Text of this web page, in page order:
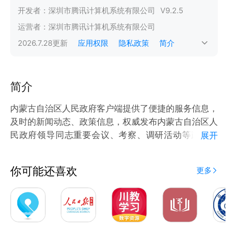
开发者： 深圳市腾讯计算机系统有限公司 V9.2.5
运营者： 深圳市腾讯计算机系统有限公司
2026.7.28更新 应用权限 隐私政策 简介
简介
内蒙古自治区人民政府客户端提供了便捷的服务信息，
及时的新闻动态、政策信息，权威发布内蒙古自治区人
民政府领导同志重要会议、考察、调研活动等政务信
展开
你可能还喜欢 更多